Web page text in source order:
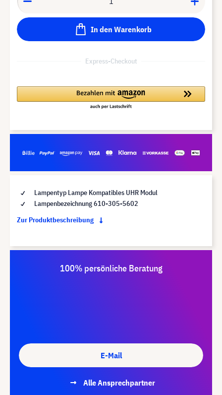
In den Warenkorb
Express-Checkout
Lampentyp Lampe Kompatibles UHR Modul
Lampenbezeichnung 610-305-5602
Zur Produktbeschreibung
100% persönliche Beratung
E-Mail
Alle Ansprechpartner